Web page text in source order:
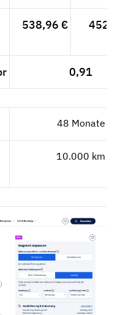
538,96 € 452,91 €
0,91
48 Monate
10.000 km